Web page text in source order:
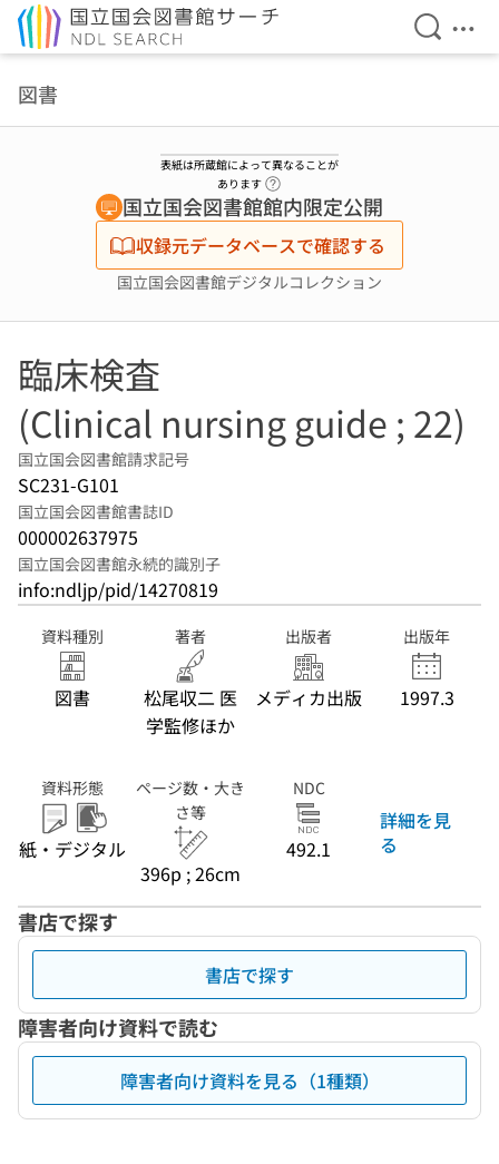
検索を
メ
図書
表紙は所蔵館によって異なることが
あります
国立国会図書館館内限定公開
収録元データベースで確認する
国立国会図書館デジタルコレクション
臨床検査
(Clinical nursing guide ; 22)
国立国会図書館請求記号
SC231-G101
国立国会図書館書誌ID
000002637975
国立国会図書館永続的識別子
info:ndljp/pid/14270819
資料種別
図書
著者
松尾収二 医
学監修ほか
出版者
メディカ出版
出版年
1997.3
資料形態
紙・デジタル
ページ数・大き
さ等
396p ; 26cm
NDC
492.1
詳細を見
る
書店で探す
書店で探す
障害者向け資料で読む
障害者向け資料を見る（1種類）